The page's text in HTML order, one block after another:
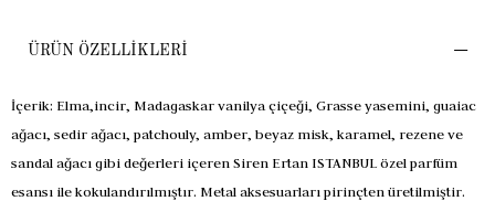
ÜRÜN ÖZELLIKLERI
İçerik: Elma,incir, Madagaskar vanilya çiçeği, Grasse yasemini, guaiac
ağacı, sedir ağacı, patchouly, amber, beyaz misk, karamel, rezene ve
sandal ağacı gibi değerleri içeren Siren Ertan ISTANBUL özel parfüm
esansı ile kokulandırılmıştır. Metal aksesuarları pirinçten üretilmiştir.